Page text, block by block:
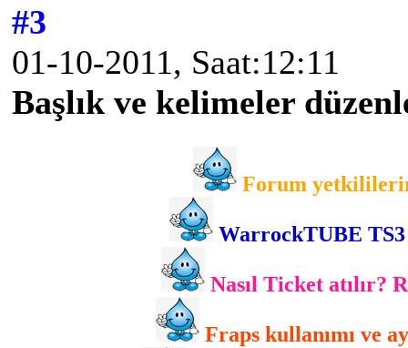
#3
01-10-2011, Saat:12:11
Başlık ve kelimeler
Forum
WarrockTUBE
Nasıl Ticket atılır?
Fraps kullanımı ve